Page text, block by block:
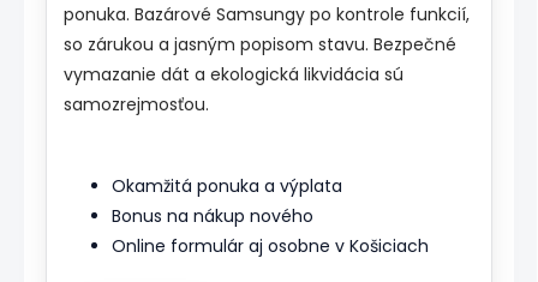
ponuka. Bazárové Samsungy po kontrole funkcií,
so zárukou a jasným popisom stavu. Bezpečné
vymazanie dát a ekologická likvidácia sú
samozrejmosťou.
Okamžitá ponuka a výplata
Bonus na nákup nového
Online formulár aj osobne v Košiciach